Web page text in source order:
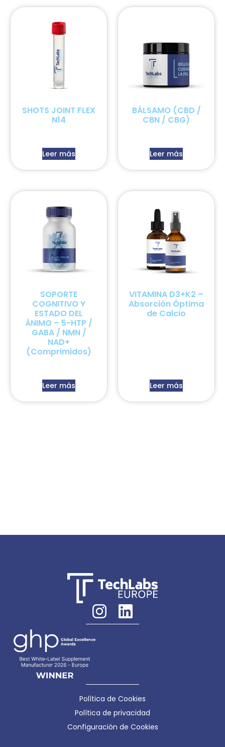
SHOTS JOINT FLEX
N14
Leer más
BÁLSAMO (CBD /
CBN / CBG)
Leer más
SOPORTE
COGNITIVO Y
ESTADO DEL
ÁNIMO – 5-HTP /
GABA / NMN /
NAD+
(Comprimidos)
Leer más
VITAMINA D3+K2 –
Absorción Óptima
de Calcio
Leer más
Política de Cookies
Política de privacidad
Configuración de Cookies